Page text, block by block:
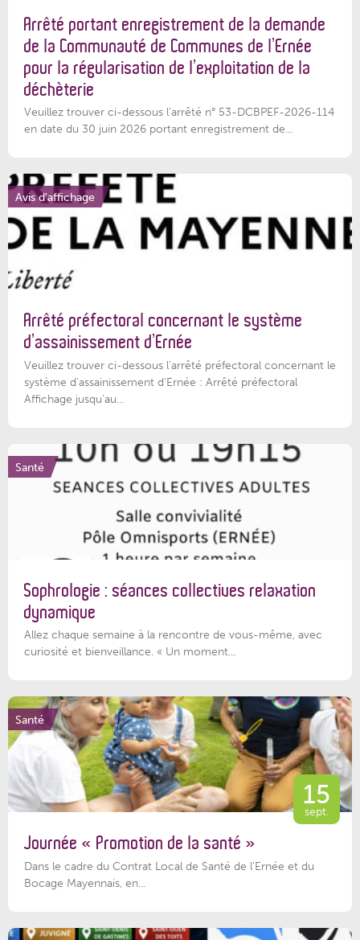
Arrêté portant enregistrement de la demande
de la Communauté de Communes de l’Ernée
pour la régularisation de l’exploitation de la
déchèterie
Veuillez trouver ci-dessous l'arrêté n° 53-DCBPEF-2026-114
en date du 30 juin 2026 portant enregistrement de...
Avis d'affichage
Arrêté préfectoral concernant le système
d’assainissement d’Ernée
Veuillez trouver ci-dessous l’arrêté préfectoral concernant le
système d'assainissement d'Ernée : Arrêté préfectoral
Affichage jusqu'au...
Santé
Sophrologie : séances collectives relaxation
dynamique
Allez chaque semaine à la rencontre de vous-même, avec
curiosité et bienveillance. « Un moment...
Santé
15
sept.
Journée « Promotion de la santé »
Dans le cadre du Contrat Local de Santé de l’Ernée et du
Bocage Mayennais, en...